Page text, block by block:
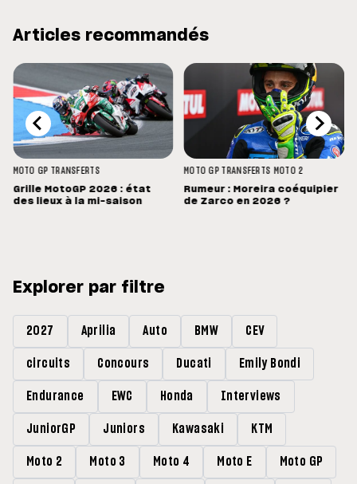
Articles recommandés
MOTO GP
TRANSFERTS
Grille MotoGP 2026 : état
des lieux à la mi-saison
MOTO GP TRANSFERTS MOTO 2
Rumeur : Moreira coéquipier
de Zarco en 2026 ?
Explorer par filtre
2027 Aprilia Auto BMW CEV
circuits Concours Ducati Emily Bondi
Endurance EWC Honda Interviews
JuniorGP Juniors Kawasaki KTM
Moto 2 Moto 3 Moto 4 Moto E Moto GP